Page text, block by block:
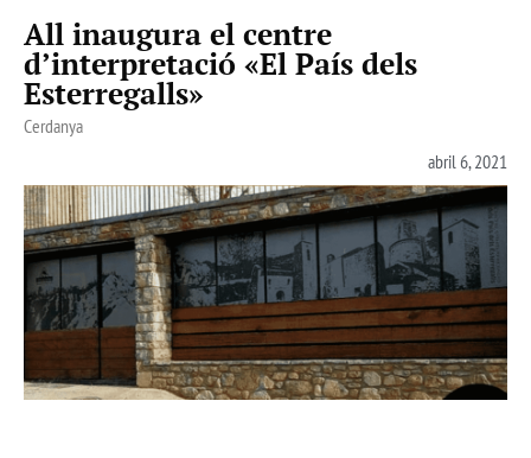
All inaugura el centre
d’interpretació «El País dels
Esterregalls»
Cerdanya
abril 6, 2021